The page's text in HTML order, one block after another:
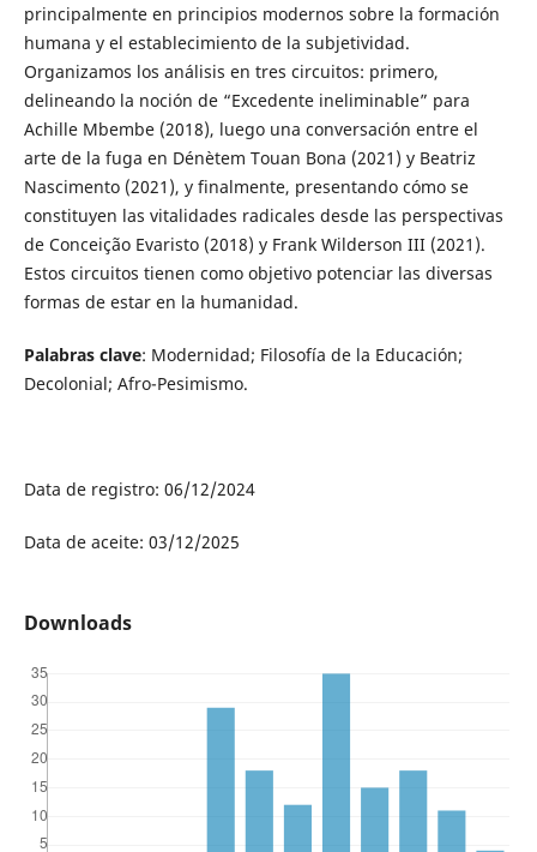
principalmente en principios modernos sobre la formación
humana y el establecimiento de la subjetividad.
Organizamos los análisis en tres circuitos: primero,
delineando la noción de “Excedente ineliminable” para
Achille Mbembe (2018), luego una conversación entre el
arte de la fuga en Dénètem Touan Bona (2021) y Beatriz
Nascimento (2021), y finalmente, presentando cómo se
constituyen las vitalidades radicales desde las perspectivas
de Conceição Evaristo (2018) y Frank Wilderson III (2021).
Estos circuitos tienen como objetivo potenciar las diversas
formas de estar en la humanidad.
Palabras clave: Modernidad; Filosofía de la Educación;
Decolonial; Afro-Pesimismo.
Data de registro: 06/12/2024
Data de aceite: 03/12/2025
Downloads